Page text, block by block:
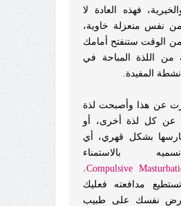
فهذه العادة لا
من نفس منعزلة خاوية،
الوقت ستنفتح أمامك
من اللذة المباحة في
المفيدة.
عن هذا وأصبحت لذة
عن كل لذة أخرى، أو
بشكل قهري، أي
بالاستمناء
Compulsive،
مدافعته فعليك
عرض نفسك على طبيب